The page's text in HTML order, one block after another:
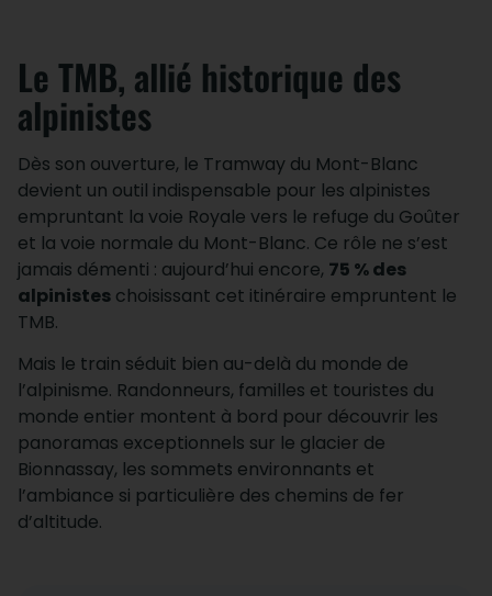
Le TMB, allié historique des
alpinistes
Dès son ouverture, le Tramway du Mont-Blanc
devient un outil indispensable pour les alpinistes
empruntant la voie Royale vers le refuge du Goûter
et la voie normale du Mont-Blanc. Ce rôle ne s’est
jamais démenti : aujourd’hui encore, 75 % des
alpinistes choisissant cet itinéraire empruntent le
TMB.
Mais le train séduit bien au-delà du monde de
l’alpinisme. Randonneurs, familles et touristes du
monde entier montent à bord pour découvrir les
panoramas exceptionnels sur le glacier de
Bionnassay, les sommets environnants et
l’ambiance si particulière des chemins de fer
d’altitude.